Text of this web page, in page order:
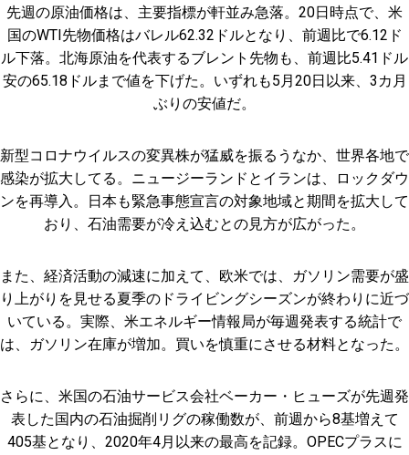
先週の原油価格は、主要指標が軒並み急落。20日時点で、米
国のWTI先物価格はバレル62.32ドルとなり、前週比で6.12ド
ル下落。北海原油を代表するブレント先物も、前週比5.41ドル
安の65.18ドルまで値を下げた。いずれも5月20日以来、3カ月
ぶりの安値だ。
新型コロナウイルスの変異株が猛威を振るうなか、世界各地で
感染が拡大してる。ニュージーランドとイランは、ロックダウ
ンを再導入。日本も緊急事態宣言の対象地域と期間を拡大して
おり、石油需要が冷え込むとの見方が広がった。
また、経済活動の減速に加えて、欧米では、ガソリン需要が盛
り上がりを見せる夏季のドライビングシーズンが終わりに近づ
いている。実際、米エネルギー情報局が毎週発表する統計で
は、ガソリン在庫が増加。買いを慎重にさせる材料となった。
さらに、米国の石油サービス会社ベーカー・ヒューズが先週発
表した国内の石油掘削リグの稼働数が、前週から8基増えて
405基となり、2020年4月以来の最高を記録。OPECプラスに